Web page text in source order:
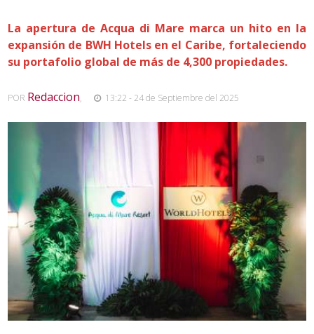
La apertura de Acqua di Mare marca un hito en la
expansión de BWH Hotels en el Caribe, fortaleciendo
su portafolio global de más de 4,300 propiedades.
POR Redaccion, 13:22 - 24 de Septiembre del 2025